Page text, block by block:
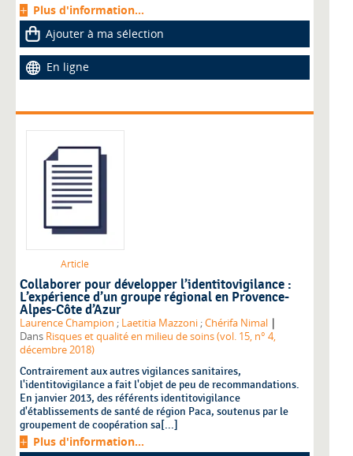
Plus d'information...
Ajouter à ma sélection
En ligne
Article
Collaborer pour développer l’identitovigilance :
L’expérience d’un groupe régional en Provence-
Alpes-Côte d’Azur
Laurence Champion ; Laetitia Mazzoni ;Chérifa Nimal |
Dans Risques et qualité en milieu de soins (vol. 15, n° 4,
décembre 2018)
Contrairement aux autres vigilances sanitaires,
l'identitovigilance a fait l'objet de peu de recommandations.
En janvier 2013, des référents identitovigilance
d'établissements de santé de région Paca, soutenus par le
groupement de coopération sa[...]
Plus d'information...